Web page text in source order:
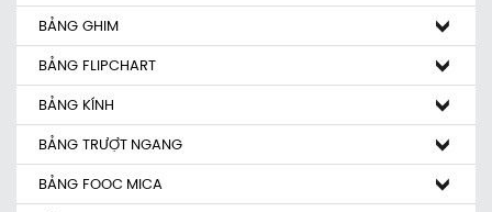
BẢNG GHIM
BẢNG FLIPCHART
BẢNG KÍNH
BẢNG TRƯỢT NGANG
BẢNG FOOC MICA